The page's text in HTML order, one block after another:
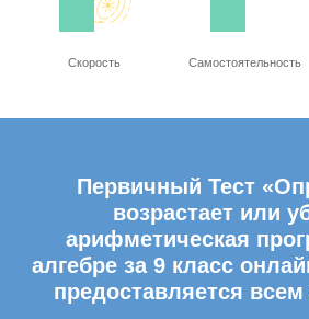
Скорость Самостоятельность
Первичный Тест
возрастает или
арифметическая
алгебре за 9 класс
предоставляется